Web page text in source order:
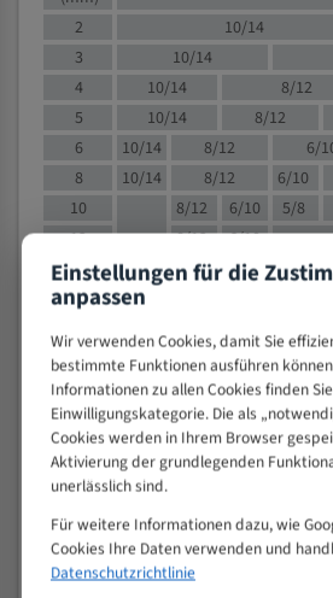
2
10/14
3
10/14
4
10/14 8/12
5
10/14 8/12
6
10/14 8/12 6/
8
10/14 8/12 6/10
10
8/12 6/10 5/8
12
8/12 6/10
15
8/12 6/10
20
4/5
50
80
> 100
VOLLMATERIAL
M (mm)
Zoll (ZpZ))
>
25
10/14
Einstellungen für die
anpassen
Wir verwenden Cookies, damit Sie
bestimmte Funktionen ausführen
Informationen zu allen Cookies finden
Einwilligungskategorie. Die als
Cookies werden in Ihrem Browser
Aktivierung der grundlegenden
unerlässlich sind.
Für weitere Informationen dazu, wie
Cookies Ihre Daten verwenden und
Datenschutzrichtlinie